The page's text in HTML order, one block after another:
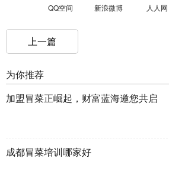
QQ空间 新浪微博 人人网
上一篇
为你推荐
加盟冒菜正崛起，财富蓝海邀您共启
成都冒菜培训哪家好